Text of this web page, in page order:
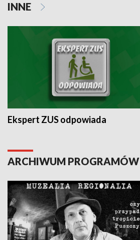
INNE
Ekspert ZUS odpowiada
ARCHIWUM PROGRAMÓW